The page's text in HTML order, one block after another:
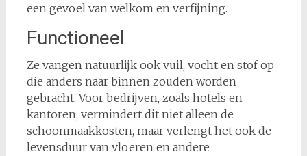
een gevoel van welkom en verfijning.
Functioneel
Ze vangen natuurlijk ook vuil, vocht en stof op
die anders naar binnen zouden worden
gebracht. Voor bedrijven, zoals hotels en
kantoren, vermindert dit niet alleen de
schoonmaakkosten, maar verlengt het ook de
levensduur van vloeren en andere